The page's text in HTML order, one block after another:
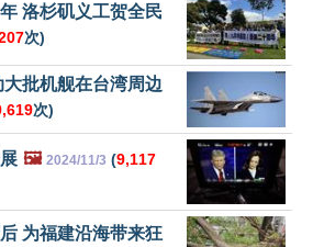
洛杉矶义工贺全民
次)
批机舰在台湾周边
次)
🖼️ 2024/11/3 (9,117
为福建沿海带来狂